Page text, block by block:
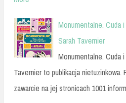
Monumentalne. Cuda
Sarah Tavernier
Monumentalne. Cuda
Tavernier to publikacja nietuzinkowa.
zawarcie na jej stronicach 1001